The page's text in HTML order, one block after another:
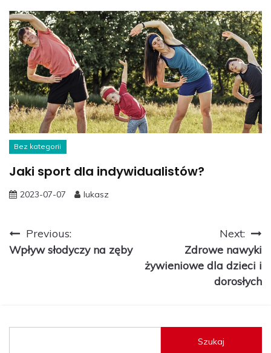
Bez kategorii
Jaki sport dla indywidualistów?
2023-07-07 lukasz
Nawigacja
wpisu
Previous:
Wpływ słodyczy na zęby
Next:
Zdrowe nawyki
żywieniowe dla dzieci i
dorosłych
Szukaj